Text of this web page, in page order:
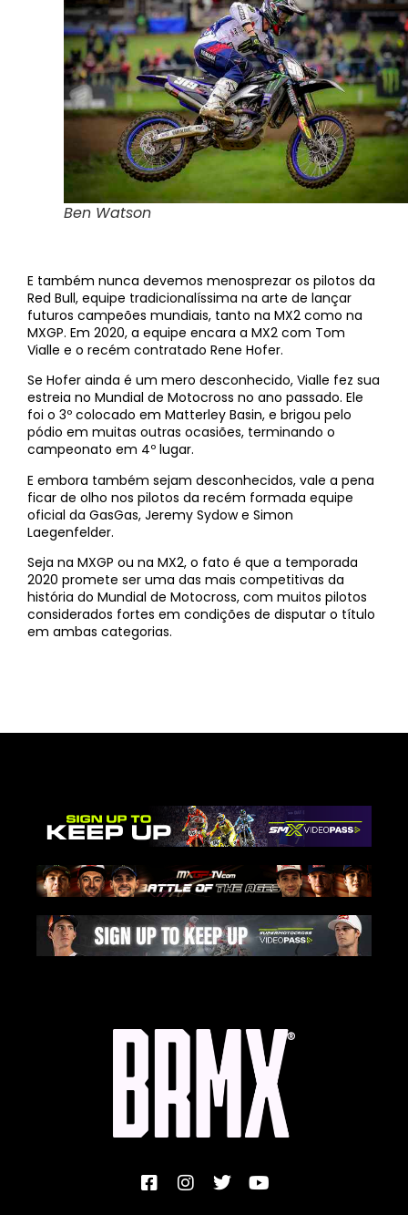
Ben Watson
E também nunca devemos menosprezar os pilotos da
Red Bull, equipe tradicionalíssima na arte de lançar
futuros campeões mundiais, tanto na MX2 como na
MXGP. Em 2020, a equipe encara a MX2 com Tom
Vialle e o recém contratado Rene Hofer.
Se Hofer ainda é um mero desconhecido, Vialle fez sua
estreia no Mundial de Motocross no ano passado. Ele
foi o 3º colocado em Matterley Basin, e brigou pelo
pódio em muitas outras ocasiões, terminando o
campeonato em 4º lugar.
E embora também sejam desconhecidos, vale a pena
ficar de olho nos pilotos da recém formada equipe
oficial da GasGas, Jeremy Sydow e Simon
Laegenfelder.
Seja na MXGP ou na MX2, o fato é que a temporada
2020 promete ser uma das mais competitivas da
história do Mundial de Motocross, com muitos pilotos
considerados fortes em condições de disputar o título
em ambas categorias.